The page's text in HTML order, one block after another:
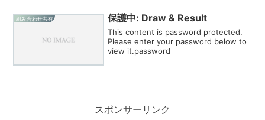
組み合わせ共有 保護中: Draw & Result
This content is password protected.
Please enter your password below to
view it.password
スポンサーリンク